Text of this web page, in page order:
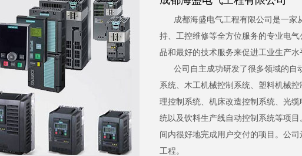
成都海盛电气工程有限公司是一家
持、工控维修等全方位服务的专业电
品和最好的技术服务来促进工业生产水
公司自主成功研发了很多领域的自
系统、木工机械控制系统、塑料机械
理控制系统、机床改造控制系统、光
统以及饮料生产线自动控制系统等项
间内很好地完成用户交付的项目。公
工程。